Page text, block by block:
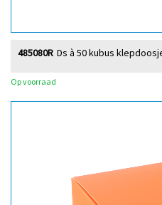
Ds à 50 kubus
485080R
Op voorraad